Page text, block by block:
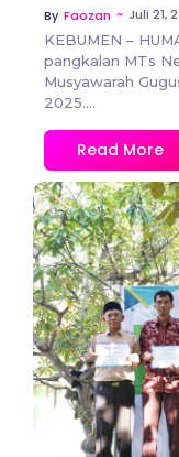
By Faozan ~ Juli 21,
KEBUMEN –
pangkalan MTs
Musyawarah
2025....
Read More